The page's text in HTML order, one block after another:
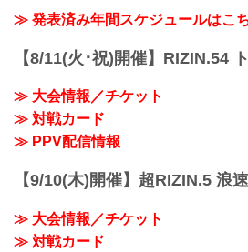
youtu.be
ケットの販売が
ォームでのむ
PPV配信チケ...
≫ 発表済み年間スケジュールはこ
【8/11(火･祝)開催】RIZIN.54
≫ 大会情報／チケット
≫ 対戦カード
≫ PPV配信情報
【9/10(木)開催】超RIZIN.5 浪
≫ 大会情報／チケット
≫ 対戦カード